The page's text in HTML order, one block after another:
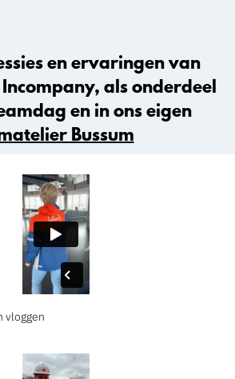
en ervaringen van
als onderdeel
en in ons eigen
Bussum
vloggen